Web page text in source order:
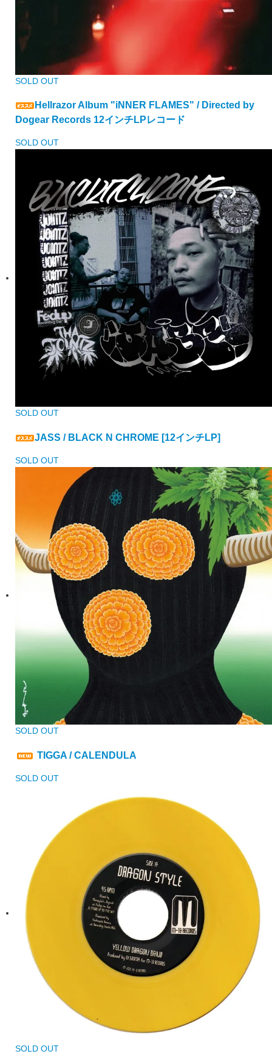
SOLD OUT
Hellrazor Album "iNNER FLAMES" / Directed by
Dogear Records 12インチLPレコード
SOLD OUT
SOLD OUT
JASS / BLACK N CHROME [12インチLP]
SOLD OUT
SOLD OUT
TIGGA / CALENDULA
SOLD OUT
SOLD OUT